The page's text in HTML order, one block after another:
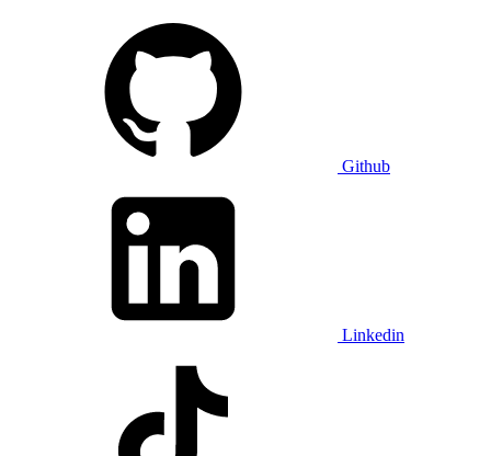
Github
Linkedin